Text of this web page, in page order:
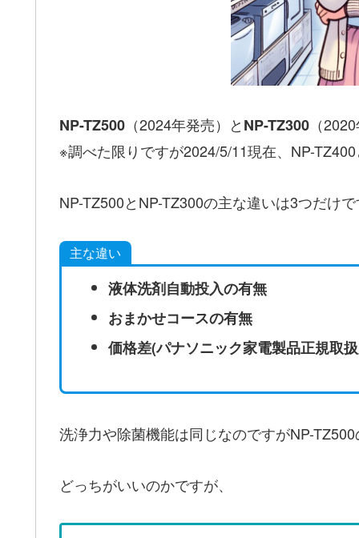
NP-TZ500 （2024年発売）とNP-TZ300 （
※調べた限りですが2024/5/11現在、NP-
NP-TZ500とNP-TZ300の主な違いは3つだけ
主な違い
液体洗剤自動投入の有無
おまかせコースの有無
価格差(パナソニック家電製品正規取
洗浄力や除菌機能は同じなのですがNP-
どっちがいいのかですが、